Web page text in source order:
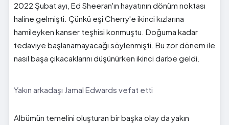
2022 Şubat ayı, Ed Sheeran'ın hayatının dönüm noktası
haline gelmişti. Çünkü eşi Cherry'e ikinci kızlarına
hamileyken kanser teşhisi konmuştu. Doğuma kadar
tedaviye başlanamayacağı söylenmişti. Bu zor dönem ile
nasıl başa çıkacaklarını düşünürken ikinci darbe geldi.
Yakın arkadaşı Jamal Edwards vefat etti
Albümün temelini oluşturan bir başka olay da yakın